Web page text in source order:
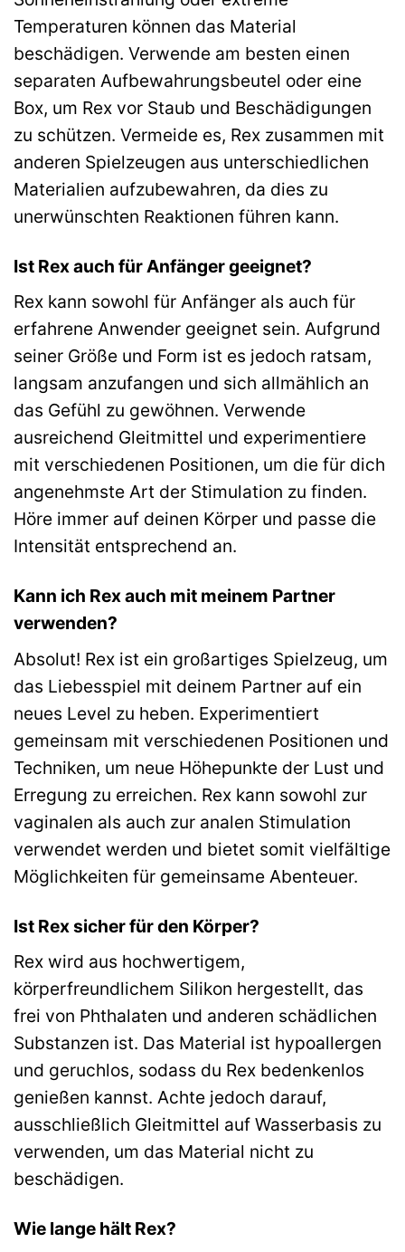
Temperaturen können das Material
beschädigen. Verwende am besten einen
separaten Aufbewahrungsbeutel oder eine
Box, um Rex vor Staub und Beschädigungen
zu schützen. Vermeide es, Rex zusammen mit
anderen Spielzeugen aus unterschiedlichen
Materialien aufzubewahren, da dies zu
unerwünschten Reaktionen führen kann.
Ist Rex auch für Anfänger geeignet?
Rex kann sowohl für Anfänger als auch für
erfahrene Anwender geeignet sein. Aufgrund
seiner Größe und Form ist es jedoch ratsam,
langsam anzufangen und sich allmählich an
das Gefühl zu gewöhnen. Verwende
ausreichend Gleitmittel und experimentiere
mit verschiedenen Positionen, um die für dich
angenehmste Art der Stimulation zu finden.
Höre immer auf deinen Körper und passe die
Intensität entsprechend an.
Kann ich Rex auch mit meinem Partner
verwenden?
Absolut! Rex ist ein großartiges Spielzeug, um
das Liebesspiel mit deinem Partner auf ein
neues Level zu heben. Experimentiert
gemeinsam mit verschiedenen Positionen und
Techniken, um neue Höhepunkte der Lust und
Erregung zu erreichen. Rex kann sowohl zur
vaginalen als auch zur analen Stimulation
verwendet werden und bietet somit vielfältige
Möglichkeiten für gemeinsame Abenteuer.
Ist Rex sicher für den Körper?
Rex wird aus hochwertigem,
körperfreundlichem Silikon hergestellt, das
frei von Phthalaten und anderen schädlichen
Substanzen ist. Das Material ist hypoallergen
und geruchlos, sodass du Rex bedenkenlos
genießen kannst. Achte jedoch darauf,
ausschließlich Gleitmittel auf Wasserbasis zu
verwenden, um das Material nicht zu
beschädigen.
Wie lange hält Rex?